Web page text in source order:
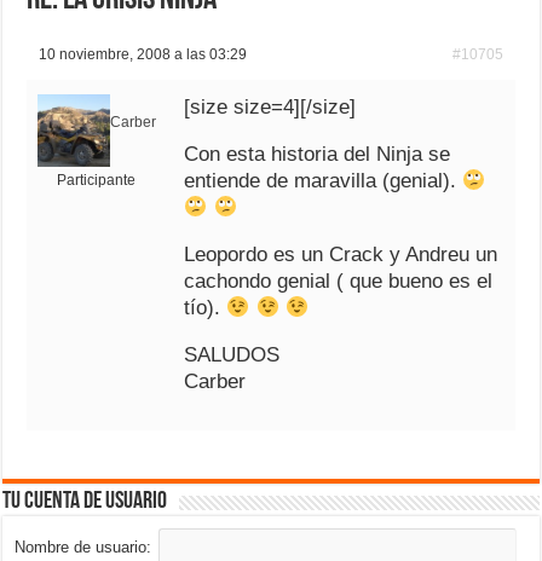
10 noviembre, 2008 a las 03:29 #10705
Carber
Participante
[size size=4][/size]
Con esta historia del Ninja se
entiende de maravilla (genial).
Leopordo es un Crack y Andreu un
cachondo genial ( que bueno es el
tío).
SALUDOS
Carber
Tu cuenta de usuario
Nombre de usuario: